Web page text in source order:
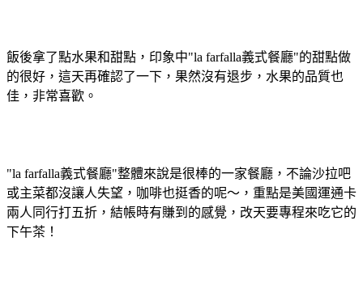
飯後拿了點水果和甜點，印象中"la farfalla義式餐廳"的甜點做
的很好，這天再確認了一下，果然沒有退步，水果的品質也
佳，非常喜歡。
"la farfalla義式餐廳"整體來說是很棒的一家餐廳，不論沙拉吧
或主菜都沒讓人失望，咖啡也挺香的呢～，重點是美國運通卡
兩人同行打五折，結帳時有賺到的感覺，改天要專程來吃它的
下午茶！